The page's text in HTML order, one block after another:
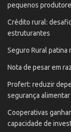
pequenos
Crédito rural:
estruturantes
Seguro Rural patina
Nota de pesar em
Profert: reduzir
segurança alimentar
Cooperativas
capacidade de